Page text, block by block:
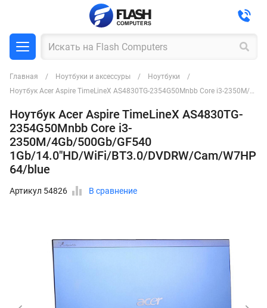
Главная Ноутбуки и аксессуры
Ноутбуки
Ноутбук Acer Aspire TimeLineX AS4830TG-2354G50Mnbb Core i3-2350M/4Gb/500Gb/GF540 1Gb/14.0"HD/WiFi/BT3.0/DVDRW/Cam/W7HP 64/blue
Ноутбук Acer Aspire TimeLineX AS4830TG-
2354G50Mnbb Core i3-
2350M/4Gb/500Gb/GF540
1Gb/14.0"HD/WiFi/BT3.0/DVDRW/Cam/W7HP
64/blue
Артикул 54826 В сравнение